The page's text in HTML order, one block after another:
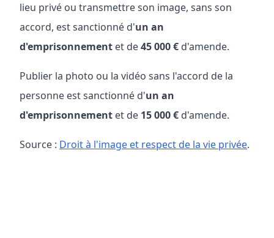
lieu privé ou transmettre son image, sans son
accord, est sanctionné d'un an
d'emprisonnement et de45 000 € d'amende.
Publier la photo ou la vidéo sans l'accord de la
personne est sanctionné d'un an
d'emprisonnement et de 15 000 € d'amende.
Source : Droit à l'image et respect de la vie privée.